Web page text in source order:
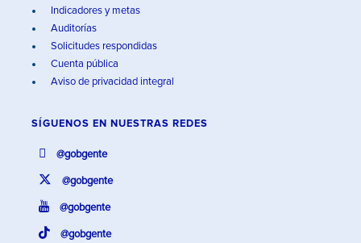
Indicadores y metas
Auditorías
Solicitudes respondidas
Cuenta pública
Aviso de privacidad integral
SÍGUENOS EN NUESTRAS REDES
@gobgente
@gobgente
@gobgente
@gobgente